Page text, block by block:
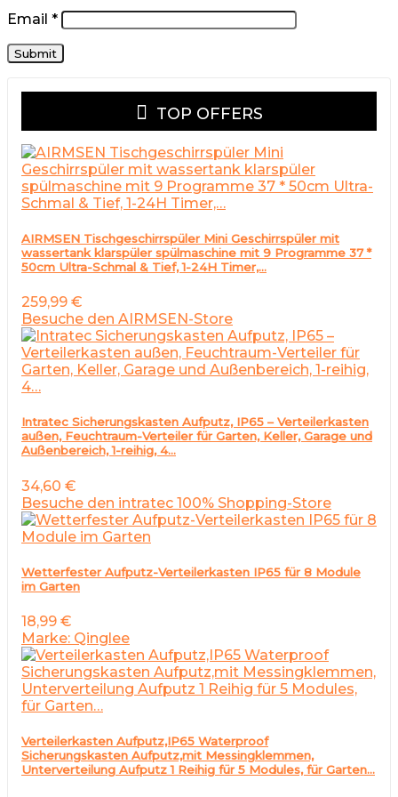
Email *
TOP OFFERS
AIRMSEN Tischgeschirrspüler Mini Geschirrspüler mit
wassertank klarspüler spülmaschine mit 9 Programme 37 *
50cm Ultra-Schmal & Tief, 1-24H Timer,…
259,99 €
Besuche den AIRMSEN-Store
Intratec Sicherungskasten Aufputz, IP65 – Verteilerkasten
außen, Feuchtraum-Verteiler für Garten, Keller, Garage und
Außenbereich, 1-reihig, 4…
34,60 €
Besuche den intratec 100% Shopping-Store
Wetterfester Aufputz-Verteilerkasten IP65 für 8 Module
im Garten
18,99 €
Marke: Qinglee
Verteilerkasten Aufputz,IP65 Waterproof
Sicherungskasten Aufputz,mit Messingklemmen,
Unterverteilung Aufputz 1 Reihig für 5 Modules, für Garten…